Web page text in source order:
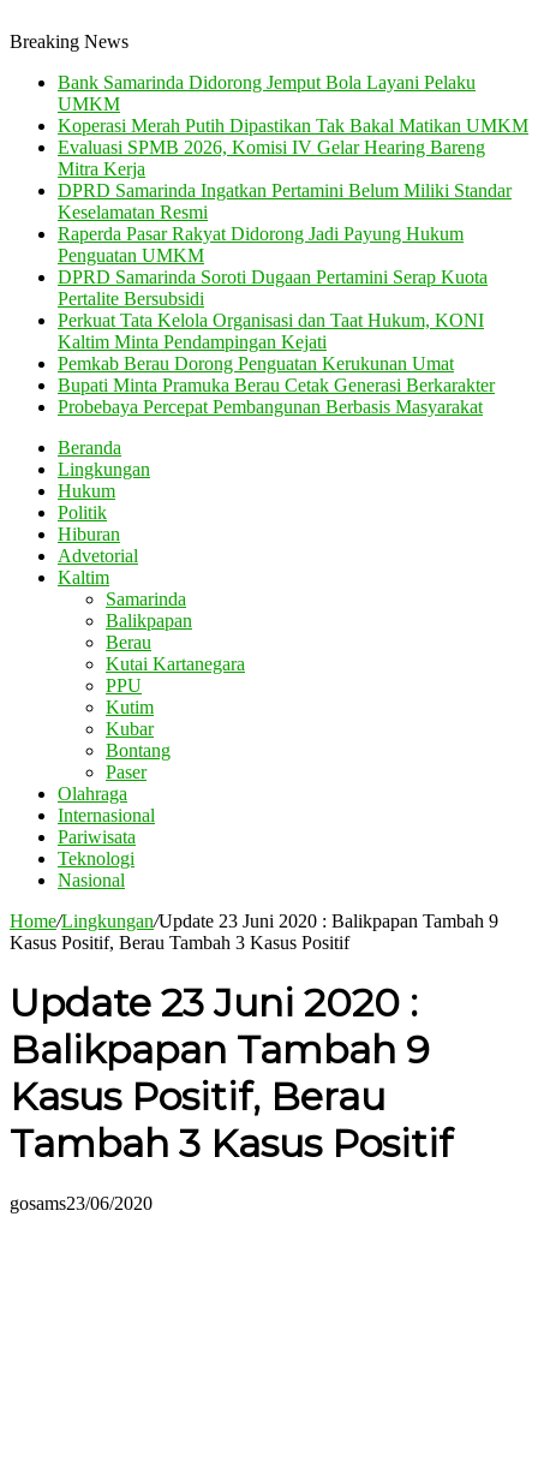
Breaking News
Bank Samarinda Didorong Jemput Bola Layani Pelaku
UMKM
Koperasi Merah Putih Dipastikan Tak Bakal Matikan UMKM
Evaluasi SPMB 2026, Komisi IV Gelar Hearing Bareng
Mitra Kerja
DPRD Samarinda Ingatkan Pertamini Belum Miliki Standar
Keselamatan Resmi
Raperda Pasar Rakyat Didorong Jadi Payung Hukum
Penguatan UMKM
DPRD Samarinda Soroti Dugaan Pertamini Serap Kuota
Pertalite Bersubsidi
Perkuat Tata Kelola Organisasi dan Taat Hukum, KONI
Kaltim Minta Pendampingan Kejati
Pemkab Berau Dorong Penguatan Kerukunan Umat
Bupati Minta Pramuka Berau Cetak Generasi Berkarakter
Probebaya Percepat Pembangunan Berbasis Masyarakat
Beranda
Lingkungan
Hukum
Politik
Hiburan
Advetorial
Kaltim
Samarinda
Balikpapan
Berau
Kutai Kartanegara
PPU
Kutim
Kubar
Bontang
Paser
Olahraga
Internasional
Pariwisata
Teknologi
Nasional
Home/Lingkungan/Update 23 Juni 2020 : Balikpapan Tambah 9
Kasus Positif, Berau Tambah 3 Kasus Positif
Update 23 Juni 2020 :
Balikpapan Tambah 9
Kasus Positif, Berau
Tambah 3 Kasus Positif
gosams23/06/2020